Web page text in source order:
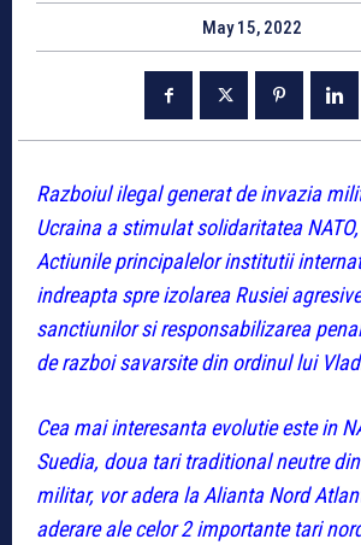
May 15, 2022
Razboiul ilegal generat de invazia
Ucraina a stimulat solidaritatea NATO,
Actiunile principalelor institutii
indreapta spre izolarea Rusiei
sanctiunilor si responsabilizarea
de razboi savarsite din ordinul lui
Cea mai interesanta evolutie este in
Suedia, doua tari traditional neutre
militar, vor adera la Alianta Nord
aderare ale celor 2 importante tari